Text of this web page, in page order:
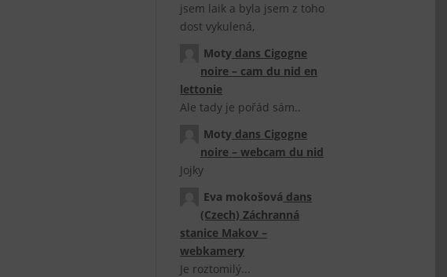
jsem laik a byla jsem z toho
dost vykulená,
Moty dans Cigogne
noire – cam du nid en
lettonie
Ale tady je pořád sám..
Moty dans Cigogne
noire – webcam du nid
Jojky
Eva mokošová dans
(Czech) Záchranná
stanice Makov –
webkamery
Je roztomilý...